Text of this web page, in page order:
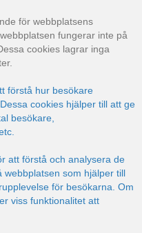
för webbplatsens
fungerar inte på
cookies lagrar inga
förstå hur besökare
cookies hjälper till att ge
besökare,
att förstå och analysera de
webbplatsen som hjälper till
för besökarna. Om
viss funktionalitet att